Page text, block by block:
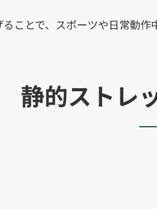
ことで、スポーツや日常動作
静的ストレ